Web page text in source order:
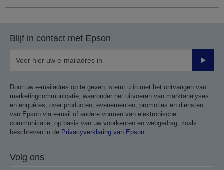
Blijf in contact met Epson
Door uw e-mailadres op te geven, stemt u in met het ontvangen van
marketingcommunicatie, waaronder het uitvoeren van marktanalyses
en enquêtes, over producten, evenementen, promoties en diensten
van Epson via e-mail of andere vormen van elektronische
communicatie, op basis van uw voorkeuren en webgedrag, zoals
beschreven in de Privacyverklaring van Epson.
Volg ons